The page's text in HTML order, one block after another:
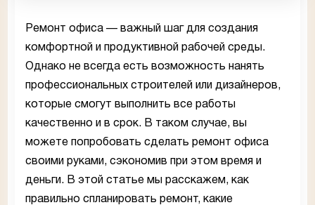
Ремонт офиса — важный шаг для создания
комфортной и продуктивной рабочей среды.
Однако не всегда есть возможность нанять
профессиональных строителей или дизайнеров,
которые смогут выполнить все работы
качественно и в срок. В таком случае, вы
можете попробовать сделать ремонт офиса
своими руками, сэкономив при этом время и
деньги. В этой статье мы расскажем, как
правильно спланировать ремонт, какие